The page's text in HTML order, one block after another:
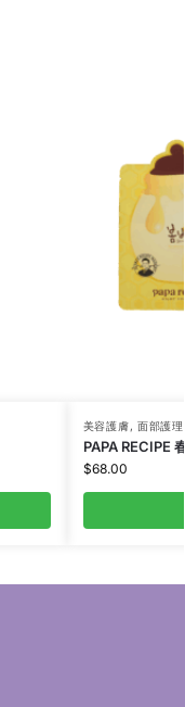
美容護膚, 面部護理
PAPA RECIPE
$68.00